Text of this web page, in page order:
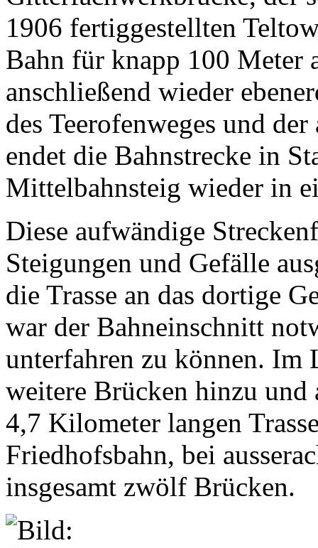
1906 fertiggestellten
Bahn für knapp 100 Meter
anschließend wieder
des Teerofenweges und
endet die Bahnstrecke in
Mittelbahnsteig wieder in
Diese aufwändige
Steigungen und Gefälle
die Trasse an das dortige
war der Bahneinschnitt
unterfahren zu können. Im
weitere Brücken hinzu und
4,7 Kilometer langen
Friedhofsbahn, bei
insgesamt zwölf Brücken.